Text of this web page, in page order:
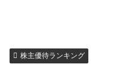
株主優待ランキング